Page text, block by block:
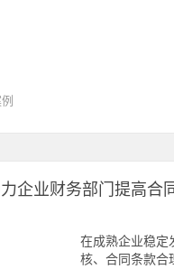
企业财务部门提高合
在成熟企业稳定
核、合同条款合